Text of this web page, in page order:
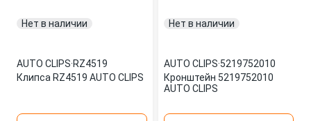
Нет в наличии
AUTO CLIPS·RZ4519
Клипса RZ4519 AUTO CLIPS
Нет в наличии
AUTO CLIPS·5219752010
Кронштейн 5219752010
AUTO CLIPS